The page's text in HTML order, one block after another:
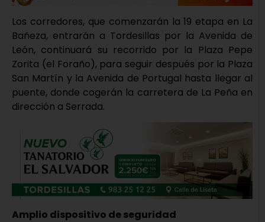
Los corredores, que comenzarán la 19 etapa en La
Bañeza, entrarán a Tordesillas por la Avenida de
León, continuará su recorrido por la Plaza Pepe
Zorita (el Foraño), para seguir después por la Plaza
San Martín y la Avenida de Portugal hasta llegar al
puente, donde cogerán la carretera de La Peña en
dirección a Serrada.
Amplio dispositivo de seguridad